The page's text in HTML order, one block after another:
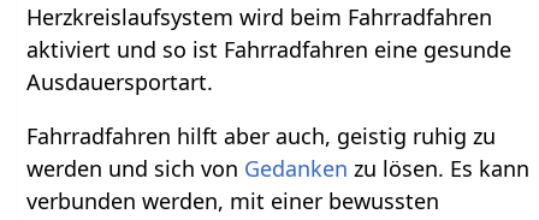
Herzkreislaufsystem wird beim Fahrradfahren
aktiviert und so ist Fahrradfahren eine gesunde
Ausdauersportart.
Fahrradfahren hilft aber auch, geistig ruhig zu
werden und sich von Gedanken zu lösen. Es kann
verbunden werden, mit einer bewussten